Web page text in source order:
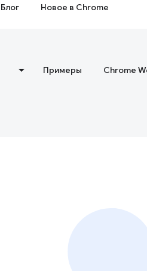
Блог Новое в Chrome
Примеры Chrome